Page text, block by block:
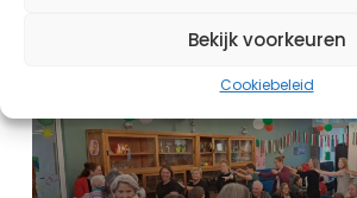
Bekijk voorkeuren
Cookiebeleid